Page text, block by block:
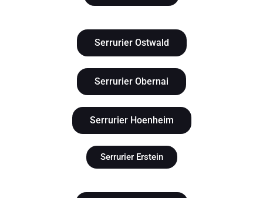
Serrurier Ostwald
Serrurier Obernai
Serrurier Hoenheim
Serrurier Erstein